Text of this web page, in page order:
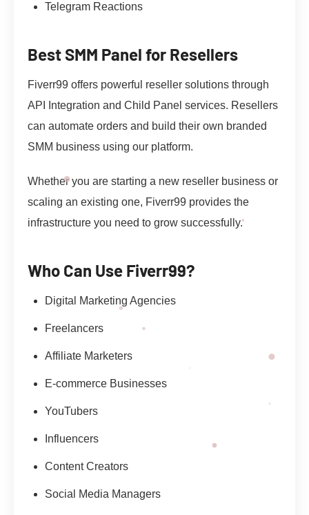
Telegram Reactions
Best SMM Panel for Resellers
Fiverr99 offers powerful reseller solutions through
API Integration and Child Panel services. Resellers
can automate orders and build their own branded
SMM business using our platform.
Whether you are starting a new reseller business or
scaling an existing one, Fiverr99 provides the
infrastructure you need to grow successfully.
Who Can Use Fiverr99?
Digital Marketing Agencies
Freelancers
Affiliate Marketers
E-commerce Businesses
YouTubers
Influencers
Content Creators
Social Media Managers